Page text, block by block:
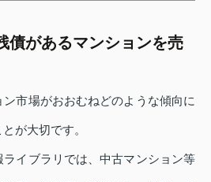
債があるマンションを売
市場がおおむねどのような傾向に
が大切です。
イブラリでは、中古マンション等